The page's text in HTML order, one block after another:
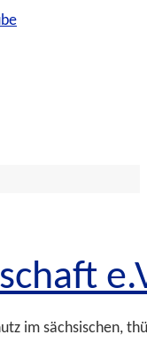
im sächsischen,